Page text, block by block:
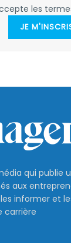
les
JE
qui publie
aux
les informer et
carrière